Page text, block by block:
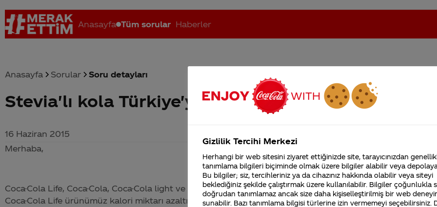
Anasayfa Tüm sorular Haberler
Coca-Cola nerenin malı? Coca cola İsrail malı mı Yani ... Coca-Cola'nın Filistin'de fabr... Coca-Cola’yı kim buldu?
Anasayfa Sorular Soru detayları
Stevia'lı kola Türkiye'ye ne zaman gelecek?
16 Haziran 2015
Merhaba,
Coca-Cola Life, Coca-Cola, Coca-Cola light ve Coca-ColaZero gibi markaları içeren marka ailemizin yeni
Coca-Cola Life ürünümüz kalori miktarı azaltılmış, şeker ve stevya karışımıyla tatlandırılmış ürün içerir.
Coca-Cola Şirketi
merak ettikleriniz.
Fabrikalarımız,
sertifikalarımız, faaliyet
gösterdiğimiz ülkeler,
tarihçemiz ve daha
Gizlilik Tercihi Merkezi
Herhangi bir web sitesini ziyaret ettiğinizde site, tarayıcınızdan
tanımlama bilgileri biçiminde olmak üzere bilgiler alabilir veya
Bu bilgiler; siz, tercihleriniz ya da cihazınız hakkında olabilir veya siteyi
beklediğiniz şekilde çalıştırmak üzere kullanılabilir. Bilgiler çoğunlukla
doğrudan tanımlamaz ancak size daha kişiselleştirilmiş bir web
sunabilir. Bazı tanımlama bilgisi türlerine izin vermemeyi seçebilirsiniz.